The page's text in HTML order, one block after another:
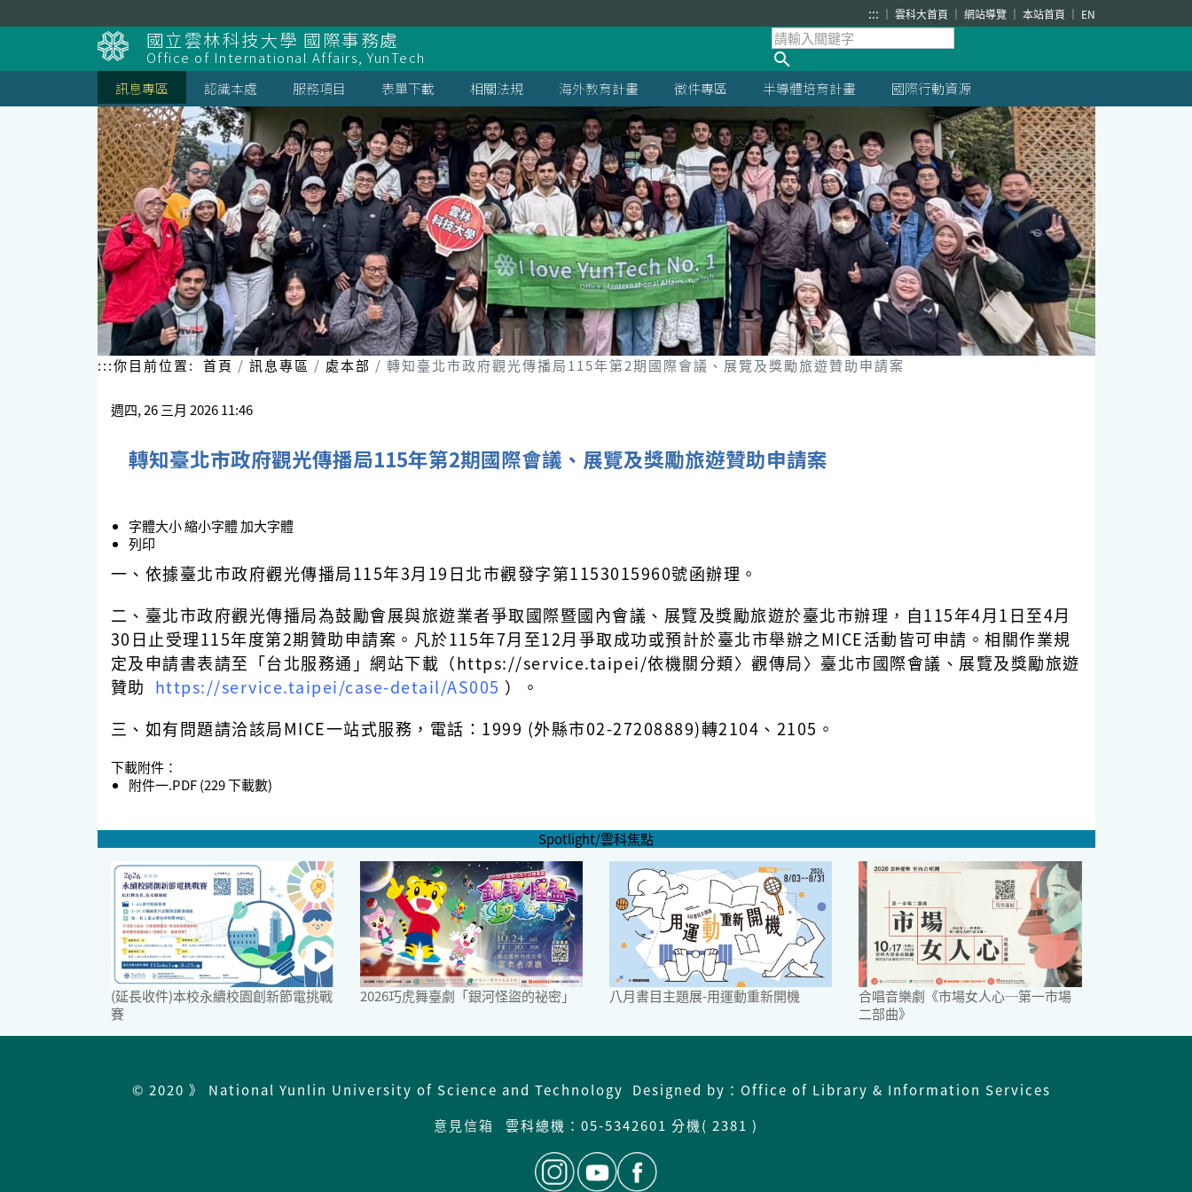
到
主
要
內
容
區
塊
::: 雲科大首頁 網站導覽 本站首頁 EN
國立雲林科技大學 國際事務處
Office of International Affairs, YunTech
訊息專區
認識本處 服務項目 表單下載 相關法規 海外教育計畫 徵件專區 半導體培育計畫 國際行動資源
:::你目前位置: 首頁 訊息專區 處本部 轉知臺北市政府觀光傳播局115年第2期國際會議、展覽及獎勵旅遊贊助申請案
週四, 26 三月 2026 11:46
轉知臺北市政府觀光傳播局115年第2期國際會議、展覽及獎勵旅遊贊助申請案
字體大小縮小字體加大字體
列印
一、依據臺北市政府觀光傳播局115年3月19日北市觀發字第1153015960號函辦理。
二、臺北市政府觀光傳播局為鼓勵會展與旅遊業者爭取國際暨國內會議、展覽及獎勵旅遊於臺北市辦理，自115年4月1日至4月
30日止受理115年度第2期贊助申請案。凡於115年7月至12月爭取成功或預計於臺北市舉辦之MICE活動皆可申請。相關作業規
定及申請書表請至「台北服務通」網站下載（https://service.taipei/依機關分類〉觀傳局〉臺北市國際會議、展覽及獎勵旅遊
贊助 https://service.taipei/case-detail/AS005 ）。
三、如有問題請洽該局MICE一站式服務，電話：1999 (外縣市02-27208889)轉2104、2105。
下載附件：
附件一.PDF (229 下載數)
Spotlight/雲科焦點
(延長收件)本校永續校園創新節電挑戰
賽
2026巧虎舞臺劇「銀河怪盜的祕密」 八月書目主題展-用運動重新開機
合唱音樂劇《市場女人心─第一市場
二部曲》
© 2020 》 National Yunlin University of Science and Technology Designed by：Office of Library & Information Services
意見信箱
雲科總機： 05-5342601 分機( 2381 )